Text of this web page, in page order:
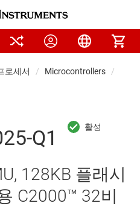
로세서 Microcontrollers
Q1
128KB 플래시
C2000™ 32비